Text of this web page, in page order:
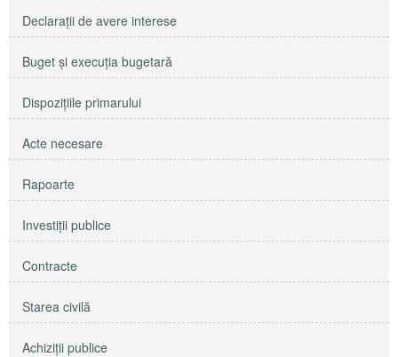
Declaraţii de avere interese
Buget şi execuţia bugetară
Dispoziţiile primarului
Acte necesare
Rapoarte
Investiţii publice
Contracte
Starea civilă
Achiziţii publice